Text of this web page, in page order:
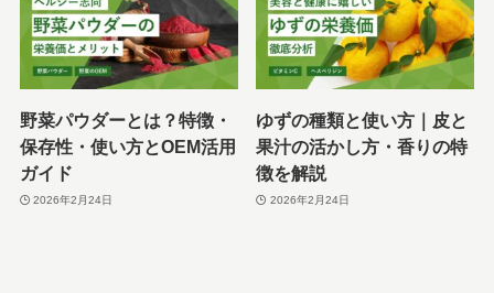
野菜パウダーとは？特徴・
保存性・使い方とOEM活用
ガイド
2026年2月24日
ゆずの種類と使い方｜皮と
果汁の活かし方・香りの特
徴を解説
2026年2月24日